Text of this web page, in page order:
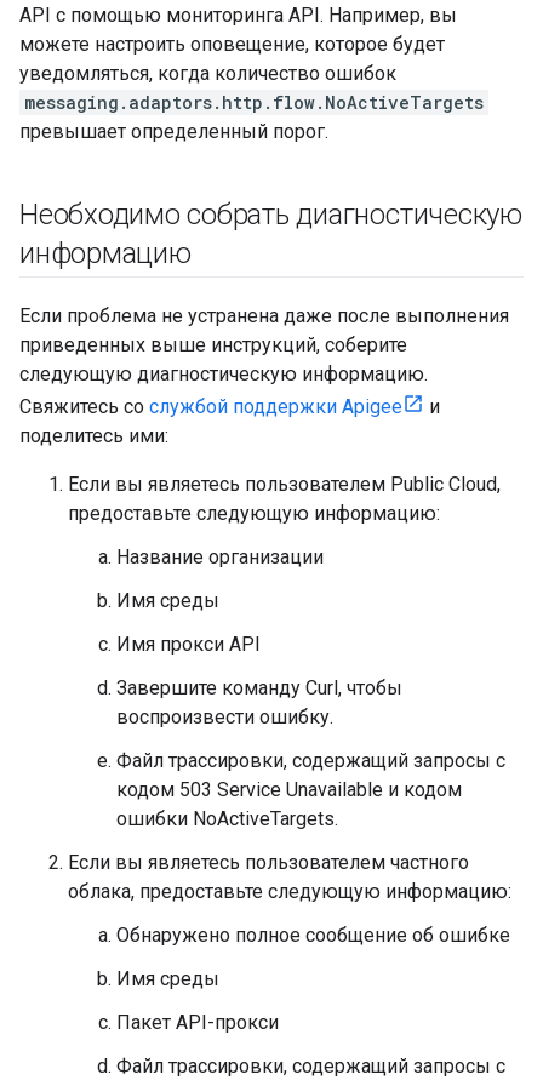
API с помощью мониторинга API. Например, вы
можете настроить оповещение, которое будет
уведомляться, когда количество ошибок
messaging.adaptors.http.flow.NoActiveTargets
превышает определенный порог.
Необходимо собрать диагностическую
информацию
Если проблема не устранена даже после выполнения
приведенных выше инструкций, соберите
следующую диагностическую информацию.
Свяжитесь со службой поддержки Apigee
и
поделитесь ими:
Если вы являетесь пользователем Public Cloud,
предоставьте следующую информацию:
Название организации
Имя среды
Имя прокси API
Завершите команду Curl, чтобы
воспроизвести ошибку.
Файл трассировки, содержащий запросы с
кодом 503 Service Unavailable и кодом
ошибки NoActiveTargets.
Если вы являетесь пользователем частного
облака, предоставьте следующую информацию:
Обнаружено полное сообщение об ошибке
Имя среды
Пакет API-прокси
Файл трассировки, содержащий запросы с